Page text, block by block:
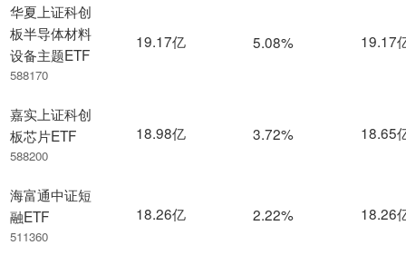
华夏上证科创
板半导体材料
设备主题ETF
588170
嘉实上证科创
板芯片ETF
588200
海富通中证短
融ETF
511360
19.17亿 5.08% 19.17
18.98亿 3.72% 18.65
18.26亿 2.22% 18.26